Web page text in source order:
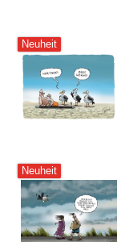
Neuheit
Neuheit